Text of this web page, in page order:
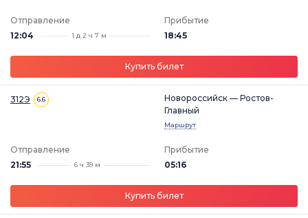
Отправление
12:04
1 д 2 ч 7 м
Прибытие
18:45
Купить билет
312Э 6.6
Новороссийск — Ростов-
Главный
Маршрут
Отправление
21:55
6 ч 39 м
Прибытие
05:16
Купить билет